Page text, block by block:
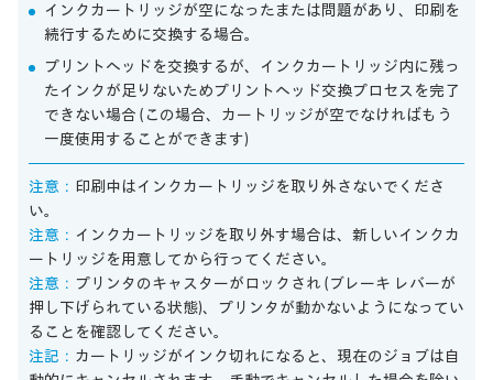
インクカートリッジが空になったまたは問題があり、印刷を
続行するために交換する場合。
プリントヘッドを交換するが、インクカートリッジ内に残っ
たインクが足りないためプリントヘッド交換プロセスを完了
できない場合 (この場合、カートリッジが空でなければもう
一度使用することができます)
注意： 印刷中はインクカートリッジを取り外さないでくださ
い。
注意： インクカートリッジを取り外す場合は、新しいインクカ
ートリッジを用意してから行ってください。
注意： プリンタのキャスターがロックされ (ブレーキ レバーが
押し下げられている状態)、プリンタが動かないようになってい
ることを確認してください。
注記： カートリッジがインク切れになると、現在のジョブは自